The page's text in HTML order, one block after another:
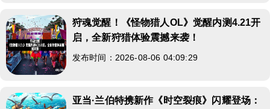
狩魂觉醒！《怪物猎人OL》觉醒内测4.21开
启，全新狩猎体验震撼来袭！
发布时间：2026-08-06 04:09:29
亚当·兰伯特携新作《时空裂痕》闪耀登场：